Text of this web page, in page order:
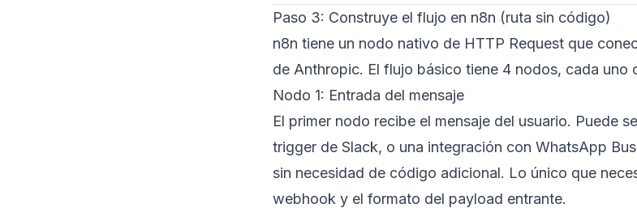
Paso 3: Construye el flujo en n8n (ruta sin código)
n8n tiene un nodo nativo de HTTP Request que
de Anthropic. El flujo básico tiene 4 nodos, cada uno
Nodo 1: Entrada del mensaje
El primer nodo recibe el mensaje del usuario. Puede
trigger de Slack, o una integración con WhatsApp
sin necesidad de código adicional. Lo único que
webhook y el formato del payload entrante.